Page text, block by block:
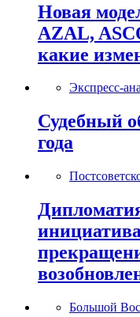
Новая
AZAL,
какие
Экспресс-
Судебный
года
Большой